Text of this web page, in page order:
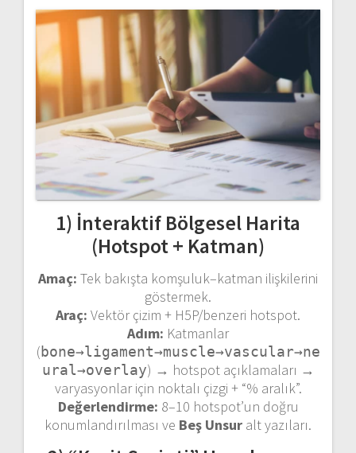
1) İnteraktif Bölgesel Harita
(Hotspot + Katman)
Amaç: Tek bakışta komşuluk–katman ilişkilerini
göstermek.
Araç: Vektör çizim + H5P/benzeri hotspot.
Adım: Katmanlar
(bone→ligament→muscle→vascular→ne
ural→overlay) → hotspot açıklamaları →
varyasyonlar için noktalı çizgi + “% aralık”.
Değerlendirme: 8–10 hotspot’un doğru
konumlandırılması ve Beş Unsur alt yazıları.